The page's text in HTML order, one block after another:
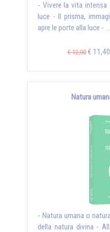
- Vivere la vita
luce - Il prisma,
apre le porte alla luce - ...
€ 12,00 € 11,40
Natura
- Natura umana o
della natura divina -